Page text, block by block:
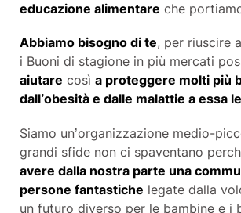
educazione alimentare che
Abbiamo bisogno di te, per riuscire
i Buoni di stagionein più mercati
aiutare così a proteggere molti più
dall’obesità e dalle malattie a essa
Siamo un’organizzazione medio-
grandi sfide non ci spaventano
avere dalla nostra parte una
persone fantastiche legate dalla
un futuro diverso per le bambine e i